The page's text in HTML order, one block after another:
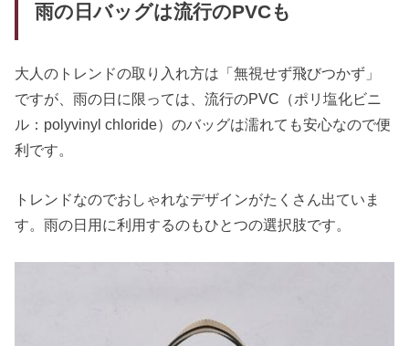
雨の日バッグは流行のPVCも
大人のトレンドの取り入れ方は「無視せず飛びつかず」
ですが、雨の日に限っては、流行のPVC（ポリ塩化ビニ
ル：polyvinyl chloride）のバッグは濡れても安心なので便
利です。
トレンドなのでおしゃれなデザインがたくさん出ていま
す。雨の日用に利用するのもひとつの選択肢です。